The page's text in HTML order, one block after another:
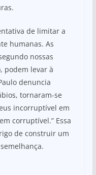
de limitar a
humanas. As
nossas
podem levar à
denuncia
tornaram-se
incorruptível em
corruptível.” Essa
de construir um